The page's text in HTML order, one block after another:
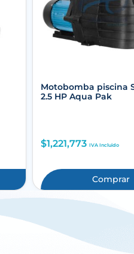
Motobomba piscina
2.5 HP Aqua Pak
$1,221,773 IVA Incluido
Comprar